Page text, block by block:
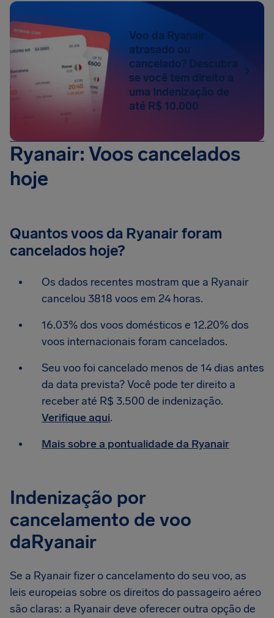
Voo da Ryanair
atrasado ou
cancelado? Descubra
se você tem direito a
uma Indenização de
até R$ 10.000
Ryanair: Voos cancelados
hoje
Quantos voos da Ryanair foram
cancelados hoje?
Os dados recentes mostram que a Ryanair
cancelou 3818 voos em 24 horas.
16.03% dos voos domésticos e 12.20% dos
voos internacionais foram cancelados.
Seu voo foi cancelado menos de 14 dias antes
da data prevista? Você pode ter direito a
receber até R$ 3.500 de indenização.
Verifique aqui.
Mais sobre a pontualidade da Ryanair
Indenização por
cancelamento de voo
daRyanair
Se a Ryanair fizer o cancelamento do seu voo, as
leis europeias sobre os direitos do passageiro aéreo
são claras: a Ryanair deve oferecer outra opção de